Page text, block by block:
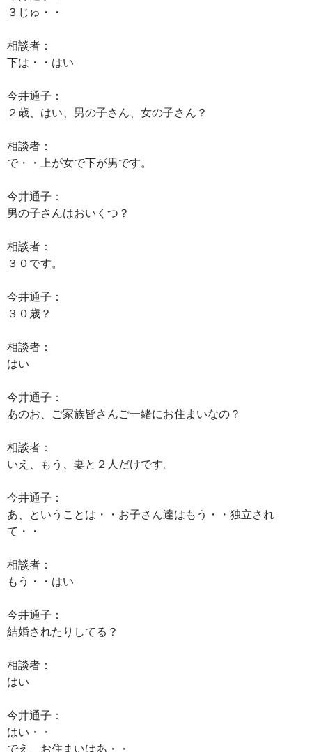
３じゅ・・
相談者：
下は・・はい
今井通子：
２歳、はい、男の子さん、女の子さん？
相談者：
で・・上が女で下が男です。
今井通子：
男の子さんはおいくつ？
相談者：
３０です。
今井通子：
３０歳？
相談者：
はい
今井通子：
あのお、ご家族皆さんご一緒にお住まいなの？
相談者：
いえ、もう、妻と２人だけです。
今井通子：
あ、ということは・・お子さん達はもう・・独立され
て・・
相談者：
もう・・はい
今井通子：
結婚されたりしてる？
相談者：
はい
今井通子：
はい・・
でえ、お住まいはあ・・